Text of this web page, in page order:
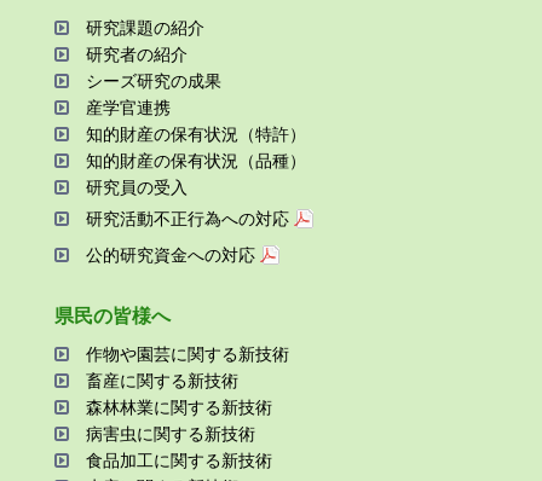
研究課題の紹介
研究者の紹介
シーズ研究の成果
産学官連携
知的財産の保有状況（特許）
知的財産の保有状況（品種）
研究員の受⼊
研究活動不正⾏為への対応
公的研究資金への対応
県⺠の皆様へ
作物や園芸に関する新技術
畜産に関する新技術
森林林業に関する新技術
病害⾍に関する新技術
⾷品加⼯に関する新技術